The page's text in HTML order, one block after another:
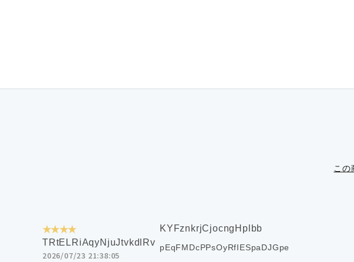
この
★★★★
TRtELRiAqyNjuJtvkdlRv
2026/07/23 21:38:05
KYFznkrjCjocngHplbb
pEqFMDcPPsOyRfIESpaDJGpe